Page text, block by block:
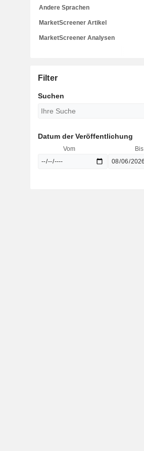
Andere Sprachen
MarketScreener Artikel
MarketScreener Analysen
Filter
Suchen
Datum der Veröffentlichung
Vom Bis